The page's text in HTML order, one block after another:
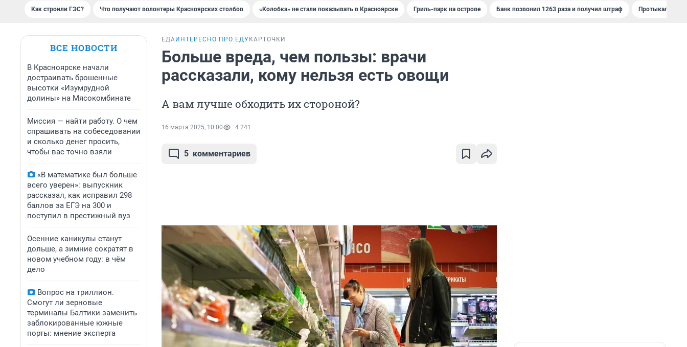
Как строили ГЭС? Что получают волонтеры Красноярских столбов «Колобка» не стали показывать в Красноярске Гриль-парк на острове Банк позвонил 1263 раза и получил штраф Протыкал
ВСЕ НОВОСТИ
В Красноярске начали
достраивать брошенные
высотки «Изумрудной
долины» на Мясокомбинате
Миссия — найти работу. О чем
спрашивать на собеседовании
и сколько денег просить,
чтобы вас точно взяли
«В математике был больше
всего уверен»: выпускник
рассказал, как исправил 298
баллов за ЕГЭ на 300 и
поступил в престижный вуз
Осенние каникулы станут
дольше, а зимние сократят в
новом учебном году: в чём
дело
Вопрос на триллион.
Смогут ли зерновые
терминалы Балтики заменить
заблокированные южные
порты: мнение эксперта
ЕДА ИНТЕРЕСНО ПРО ЕДУ КАРТОЧКИ
Больше вреда, чем пользы: врачи
рассказали, кому нельзя есть овощи
А вам лучше обходить их стороной?
16 марта 2025, 10:00 4 241
5 комментариев